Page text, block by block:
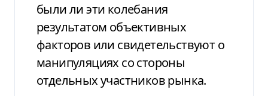
были ли эти колебания
результатом объективных
факторов или свидетельствуют о
манипуляциях со стороны
отдельных участников рынка.